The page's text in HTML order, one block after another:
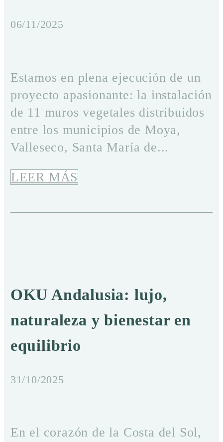
06/11/2025
Estamos en plena ejecución de un
proyecto apasionante: la instalación
de 11 muros vegetales distribuidos
entre los municipios de Moya,
Valleseco, Santa María de...
LEER MÁS
OKU Andalusia: lujo,
naturaleza y bienestar en
equilibrio
31/10/2025
En el corazón de la Costa del Sol,